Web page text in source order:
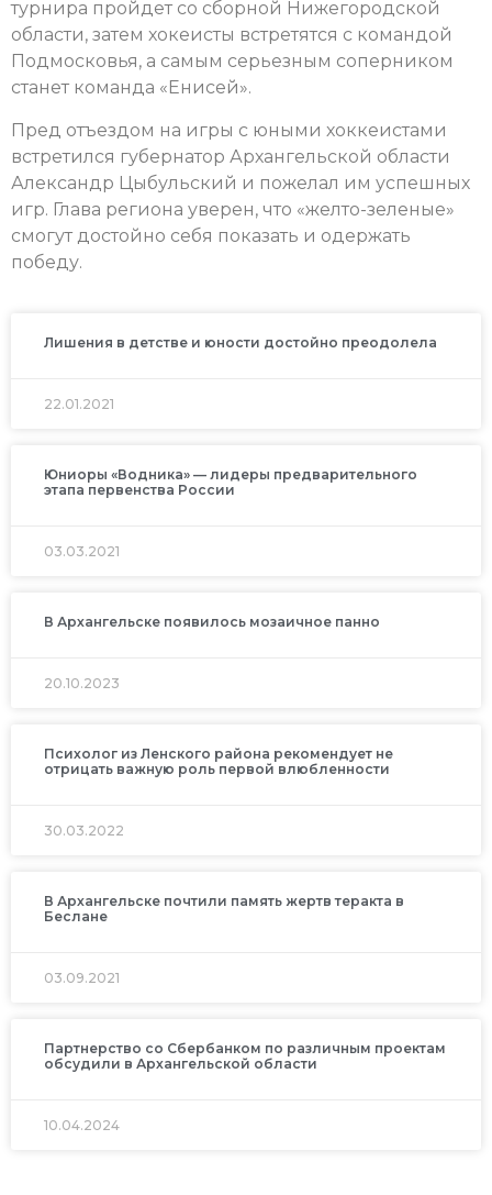
турнира пройдет со сборной Нижегородской
области, затем хокеисты встретятся с командой
Подмосковья, а самым серьезным соперником
станет команда «Енисей».
Пред отъездом на игры с юными хоккеистами
встретился губернатор Архангельской области
Александр Цыбульский и пожелал им успешных
игр. Глава региона уверен, что «желто-зеленые»
смогут достойно себя показать и одержать
победу.
Лишения в детстве и юности достойно преодолела
22.01.2021
Юниоры «Водника» — лидеры предварительного
этапа первенства России
03.03.2021
В Архангельске появилось мозаичное панно
20.10.2023
Психолог из Ленского района рекомендует не
отрицать важную роль первой влюбленности
30.03.2022
В Архангельске почтили память жертв теракта в
Беслане
03.09.2021
Партнерство со Сбербанком по различным проектам
обсудили в Архангельской области
10.04.2024